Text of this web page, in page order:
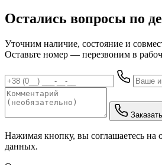
Остались вопросы по
Уточним наличие, состояние и
Оставьте номер — перезвоним в
Нажимая кнопку, вы соглашаетесь на
данных.